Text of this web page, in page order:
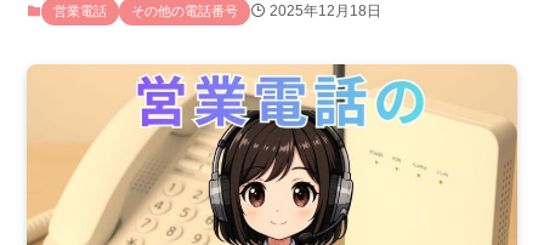
営業電話 その他の電話番号 2025年12月18日